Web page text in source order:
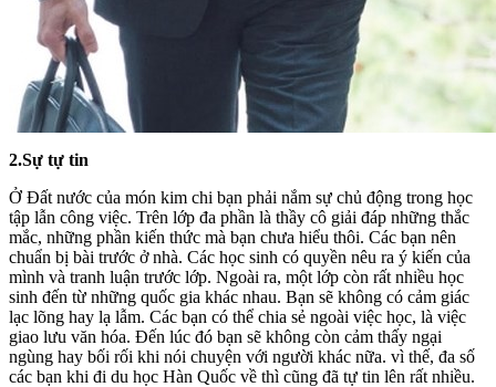
2.Sự tự tin
Ở Đất nước của món kim chi bạn phải nắm sự chủ động trong học
tập lẫn công việc. Trên lớp đa phần là thầy cô giải đáp những thắc
mắc, những phần kiến thức mà bạn chưa hiểu thôi. Các bạn nên
chuẩn bị bài trước ở nhà. Các học sinh có quyền nêu ra ý kiến của
mình và tranh luận trước lớp. Ngoài ra, một lớp còn rất nhiều học
sinh đến từ những quốc gia khác nhau. Bạn sẽ không có cảm giác
lạc lõng hay lạ lẫm. Các bạn có thể chia sẻ ngoài việc học, là việc
giao lưu văn hóa. Đến lúc đó bạn sẽ không còn cảm thấy ngại
ngùng hay bối rối khi nói chuyện với người khác nữa. vì thế, đa số
các bạn khi đi du học Hàn Quốc về thì cũng đã tự tin lên rất nhiều.